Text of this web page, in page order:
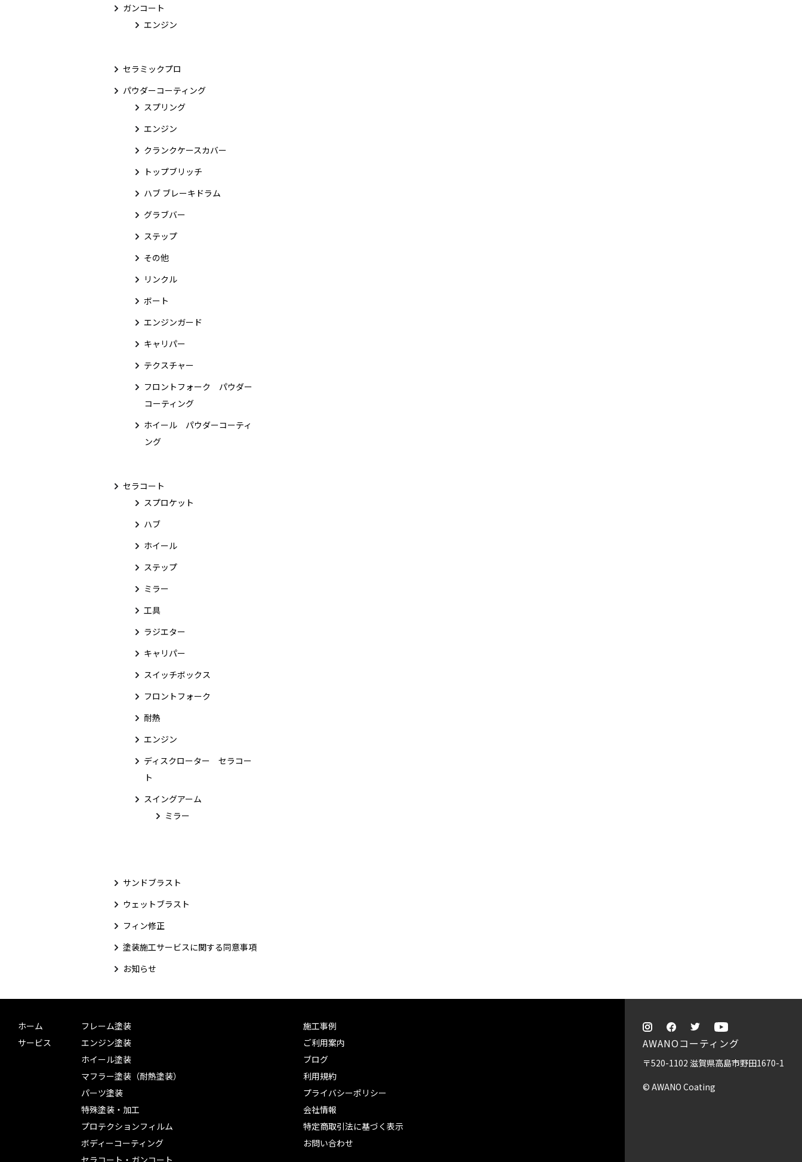
ガンコート
エンジン
セラミックプロ
パウダーコーティング
スプリング
エンジン
クランクケースカバー
トップブリッチ
ハブ ブレーキドラム
グラブバー
ステップ
その他
リンクル
ボート
エンジンガード
キャリパー
テクスチャー
フロントフォーク パウダー
コーティング
ホイール パウダーコーティ
ング
セラコート
スプロケット
ハブ
ホイール
ステップ
ミラー
工具
ラジエター
キャリパー
スイッチボックス
フロントフォーク
耐熱
エンジン
ディスクローター セラコー
ト
スイングアーム
ミラー
サンドブラスト
ウェットブラスト
フィン修正
塗装施工サービスに関する同意事項
お知らせ
ホーム
サービス
フレーム塗装
エンジン塗装
ホイール塗装
マフラー塗装（耐熱塗装）
パーツ塗装
特殊塗装・加工
プロテクションフィルム
ボディーコーティング
セラコート・ガンコート
施工事例
ご利用案内
ブログ
利用規約
プライバシーポリシー
会社情報
特定商取引法に基づく表示
お問い合わせ
AWANOコーティング
〒520-1102 滋賀県高島市野田1670-1
© AWANO Coating